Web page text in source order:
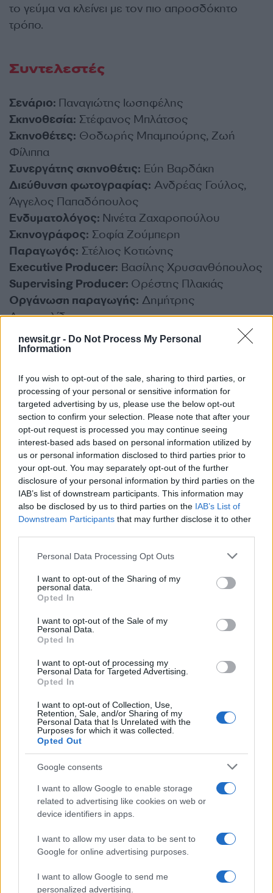
newsit.gr - Do Not Process My Personal
Information
If you wish to opt-out of the sale, sharing to third parties, or
processing of your personal or sensitive information for
targeted advertising by us, please use the below opt-out
section to confirm your selection. Please note that after your
opt-out request is processed you may continue seeing
interest-based ads based on personal information utilized by
us or personal information disclosed to third parties prior to
your opt-out. You may separately opt-out of the further
disclosure of your personal information by third parties on the
IAB’s list of downstream participants. This information may
also be disclosed by us to third parties on the IAB’s List of
Downstream Participants that may further disclose it to other
Please note that this website/app uses one or more Google
not limited to your visit or usage behaviour. You may click to
grant or deny consent to Google and its third-party tags to
use your data for below specified purposes in below Google
consent section.
Personal Data Processing Opt Outs
I want to opt-out of the Sharing of my
personal data.
Opted In
I want to opt-out of the Sale of my
Personal Data.
Opted In
I want to opt-out of processing my
Personal Data for Targeted Advertising.
Opted In
I want to opt-out of Collection, Use,
Retention, Sale, and/or Sharing of my
Personal Data that Is Unrelated with the
Purposes for which it was collected.
Opted Out
Google consents
I want to allow Google to enable storage
related to advertising like cookies on web or
device identifiers in apps.
I want to allow my user data to be sent to
Google for online advertising purposes.
I want to allow Google to send me
personalized advertising.
το γεύμα να κλείνει με τον πιο απροσδόκητο
τρόπο.
Συντελεστές
Σενάριο: Παναγιώτης Ιωσηφέλης
Σκηνοθεσία: Στέφανος Μπλάτσος
Σκηνοθέτες: Θοδωρής Μπαμπούρης, Ζωή
Φίλιππα
Συνεργάτης σκηνοθέτις: Εύη Βαρδάκη
Διεύθυνση φωτογραφίας: Ανδρέας Γούλος,
Άγγελος Παπαδόπουλος
Ενδυματολόγος: Νινέτα Ζαχαροπούλου
Σκηνογράφος: Σοφία Ζούμπερη
Παραγωγός: Στέλιος Κοτιώνης
Executive Producer: Βασίλης Χρυσανθόπουλος
Supervising Producer: Ορέστης Πλακιάς
Οργάνωση παραγωγής: Δημήτρης
Αποστολίδης
Πρωταγωνιστούν:
Ιζαμπέλα Μπαλτσαβιά, Άννα Μάσχα, Έλενα
Τοπαλίδου, Χρήστος Κοντογεώργης, Στέφη
Πουλοπούλου, Σύνθια Μπατσή, Μαρία Μπαγανά,
Σταύρος Τσουμάνης, Γιώργος Ζυγούρης,
Κατερίνα Λυπηρίδου, Kris Radanov, Αλέξανδρος
Μούκανος, Λαέρτης Μαλκότσης, Δημήτρης
Παπαγιάννης, Λυγερή Μητροπούλου, Νικολαΐς
Μπιμπλή, Βαρβάρα Λάρμου, Αδελαΐδα Κατσίδε,
Έλλη Γαλούση, Κώστας Μπούντας
Στον ρόλο της Βάνας η
Άννα Μαρία
Στον ρόλο του Γερμανού οΑλέξανδρος
Λογοθέτης
Στον ρόλο της Ιρίνα ηΑλεξία Καλτσίκη